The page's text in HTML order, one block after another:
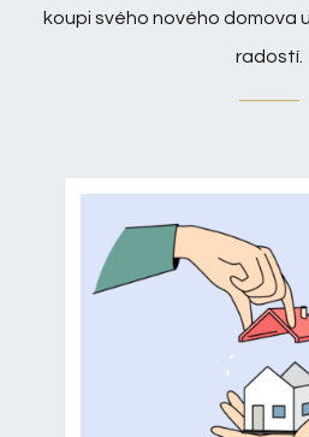
koupi svého nového domova
radostí.